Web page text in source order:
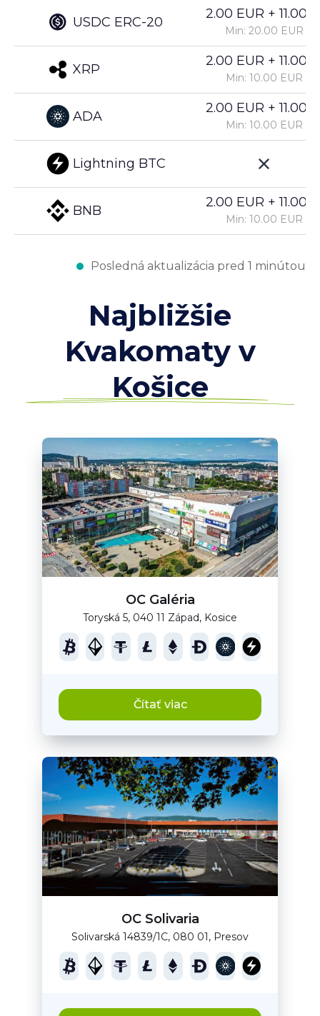
USDC ERC-20
XRP
ADA
Lightning BTC
BNB
2.00 EUR +
Min: 20.00 EUR
2.00 EUR +
Min: 10.00 EUR
2.00 EUR +
Min: 10.00 EUR
2.00 EUR +
Min: 10.00 EUR
Posledná aktualizácia pred 1 minútou
Najbližšie
Kvakomaty v
Košice
OC Galéria
Toryská 5, 040 11 Západ, Kosice
Čítať viac
OC Solivaria
Solivarská 14839/1C, 080 01, Presov